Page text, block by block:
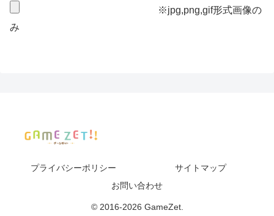
※jpg,png,gif形式画像の
み
プライバシーポリシー
サイトマップ
お問い合わせ
© 2016-2026 GameZet.